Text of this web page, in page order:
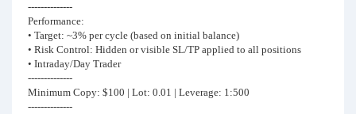
--------------
Performance:
• Target: ~3% per cycle (based on initial balance)
• Risk Control: Hidden or visible SL/TP applied to all positions
• Intraday/Day Trader
--------------
Minimum Copy: $100 | Lot: 0.01 | Leverage: 1:500
--------------